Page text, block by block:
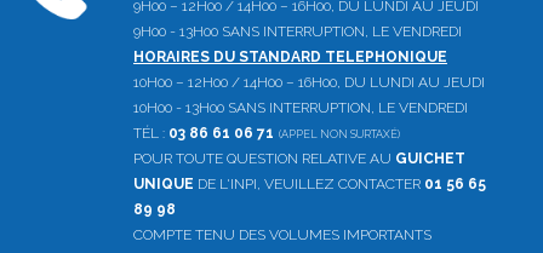
9H00 – 12H00 / 14H00 – 16H00, DU LUNDI AU JEUDI
9H00 - 13H00 SANS INTERRUPTION, LE VENDREDI
HORAIRES DU STANDARD TELEPHONIQUE
10H00 – 12H00 / 14H00 – 16H00, DU LUNDI AU JEUDI
10H00 - 13H00 SANS INTERRUPTION, LE VENDREDI
TÉL : 03 86 61 06 71 (APPEL NON SURTAXÉ)
POUR TOUTE QUESTION RELATIVE AU GUICHET
UNIQUE DE L'INPI, VEUILLEZ CONTACTER 01 56 65
89 98
COMPTE TENU DES VOLUMES IMPORTANTS